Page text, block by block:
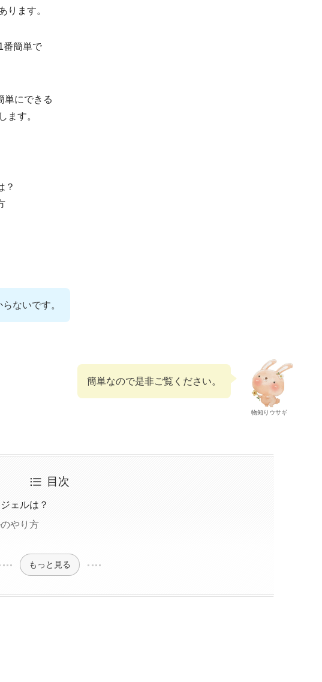
ります。
番簡単で
単にできる
ます。
？
ないです。
物知りウサギ
簡単なので是非ご覧ください。
目次
ェルは？
やり方
もっと見る